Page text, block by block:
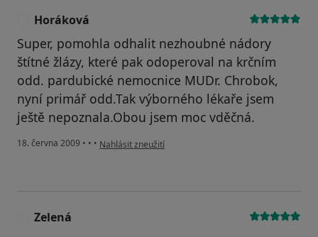
Horáková
Super, pomohla odhalit nezhoubné nádory
štítné žlázy, které pak odoperoval na krčním
odd. pardubické nemocnice MUDr. Chrobok,
nyní primář odd.Tak výborného lékaře jsem
ještě nepoznala.Obou jsem moc vděčná.
18. června 2009 • • • podle názoru uživatele Horáková
Nahlásit zneužití
Zelená